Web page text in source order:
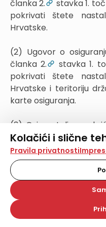
Kolačići i slične
Na našoj web stranici
tehnologije za pohranu,
vašem uređaju. Time
analiziramo promet na
oglase koji vas zanimaju.
na više web stranica i
također koriste ove
Odabirom opcije „Samo
Pravila privatnosti
članka 2.
stavka 1.
pokrivati štete
Hrvatske.
(2) Ugovor o
članka 2.
stavka 1.
pokrivati štete
Hrvatske i teritoriju
karte osiguranja.
(3) Osigurateljno
članka 2.
stavka 1.
se na područje
država članica
nije drugačije
cjenicima